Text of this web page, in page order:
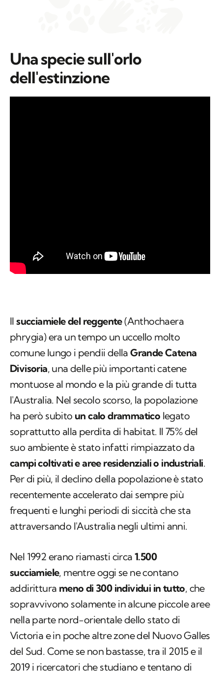
Una specie sull'orlo
dell'estinzione
Ilsucciamiele del reggente(Anthochaera
phrygia) era un tempo un uccello molto
comune lungo i pendii dellaGrande Catena
Divisoria, una delle più importanti catene
montuose al mondo e la più grande di tutta
l'Australia. Nel secolo scorso, la popolazione
ha però subito un calo drammatico legato
soprattutto alla perdita di habitat. Il 75% del
suo ambiente è stato infatti rimpiazzato da
campi coltivati e aree residenziali o industriali.
Per di più, il declino della popolazione è stato
recentemente accelerato dai sempre più
frequenti e lunghi periodi di siccità che sta
attraversando l'Australia negli ultimi anni.
Nel 1992 erano riamasti circa 1.500
succiamiele, mentre oggi se ne contano
addirittura meno di 300 individui in tutto, che
sopravvivono solamente in alcune piccole aree
nella parte nord-orientale dello stato di
Victoria e in poche altre zone del Nuovo Galles
del Sud. Come se non bastasse, tra il 2015 e il
2019 i ricercatori che studiano e tentano di